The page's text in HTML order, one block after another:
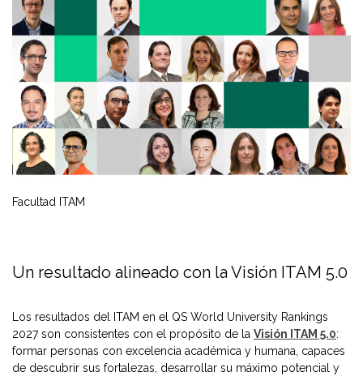
Facultad ITAM
Un resultado alineado con la Visión ITAM 5.0
Los resultados del ITAM en el QS World University Rankings
2027 son consistentes con el propósito de la Visión ITAM 5.0:
formar personas con excelencia académica y humana, capaces
de descubrir sus fortalezas, desarrollar su máximo potencial y